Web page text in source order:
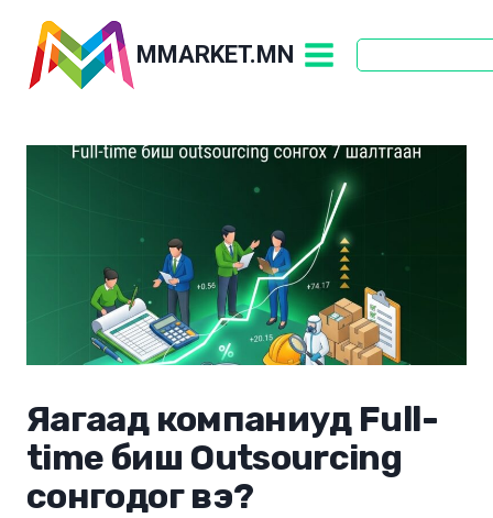
content
MMARKET.MN
Яагаад компаниуд Full-
time биш Outsourcing
сонгодог вэ?